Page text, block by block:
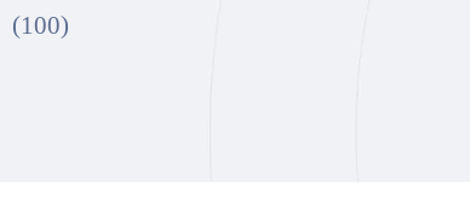
(100)